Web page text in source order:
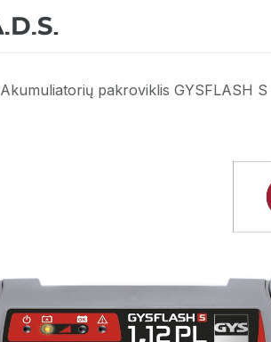
Akumuliatorių pakroviklis GYSFLASH